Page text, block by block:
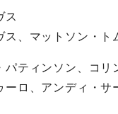
ス
ス、マットソン・ト
パティンソン、コ
ーロ、アンディ・